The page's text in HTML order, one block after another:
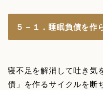
５－１．睡眠負債を作
寝不足を解消して吐き気
債」を作るサイクルを断